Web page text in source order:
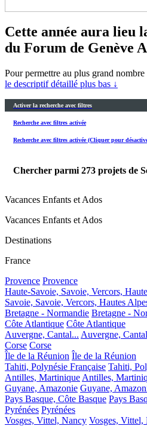
Cette année aura lieu
du Forum de Genève
Pour permettre au plus grand
le descriptif détaillé plus bas ↓
Activer la recherche avec filtres
Recherche avec filtres activée
Recherche avec filtres activée (Cliquer pour
Chercher parmi 273 projets de
Vacances Enfants et Ados
Vacances Enfants et Ados
Destinations
France
Provence Provence
Haute-Savoie, Savoie, Vercors,
Savoie, Savoie, Vercors, Hautes
Bretagne - Normandie Bretagne -
Côte Atlantique Côte Atlantique
Auvergne, Cantal... Auvergne,
Corse Corse
Île de la Réunion Île de la Réunion
Tahiti, Polynésie Française Tahiti,
Antilles, Martinique Antilles,
Guyane, Amazonie Guyane,
Pays Basque, Côte Basque Pays
Pyrénées Pyrénées
Vosges, Vittel, Nancy Vosges, Vittel,